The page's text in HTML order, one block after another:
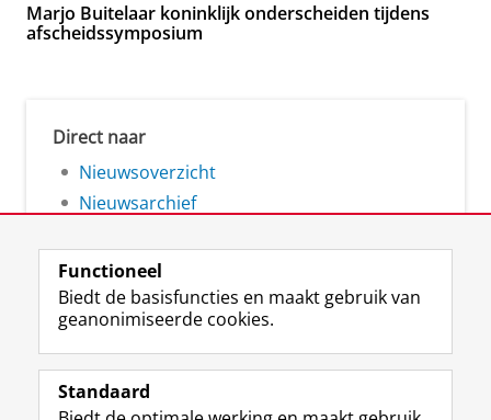
Marjo Buitelaar koninklijk onderscheiden tijdens
afscheidssymposium
Direct naar
Nieuwsoverzicht
Nieuwsarchief
Volg de RUG
F
a
L
i
R
S
I
n
Y
o
Functioneel
Biedt de basisfuncties en maakt gebruik van
geanonimiseerde cookies.
Standaard